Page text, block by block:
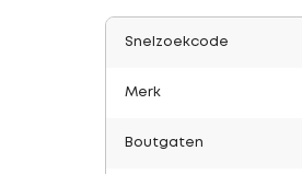
Snelzoekcode
Merk
Boutgaten